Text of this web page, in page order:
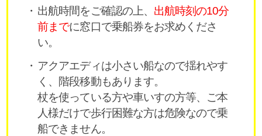
出航時間をご確認の上、 出航時刻の10分
前までに窓口で乗船券をお求めくださ
い。
アクアエディは小さい船なので揺れやす
く、階段移動もあります。
杖を使っている方や車いすの方等、ご本
人様だけで歩行困難な方は危険なので乗
船できません。